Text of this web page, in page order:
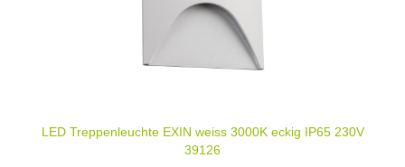
LED Treppenleuchte EXIN weiss 3000K eckig IP65 230V
39126